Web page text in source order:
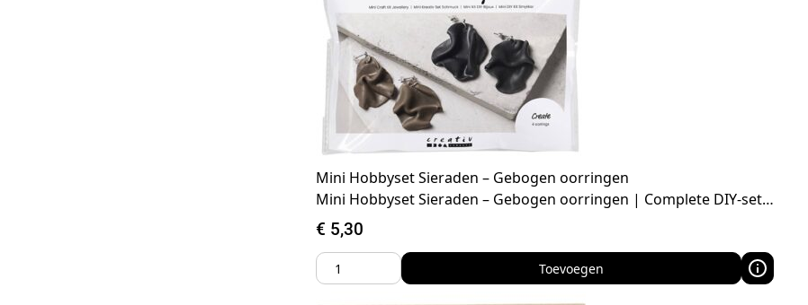
Mini Hobbyset Sieraden – Gebogen oorringen
Mini Hobbyset Sieraden – Gebogen oorringen | Complete DIY‑set…
€ 5,30
Toevoegen